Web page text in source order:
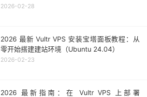
2026-02-28
2026 最新 Vultr VPS 安装宝塔面板教程：从
零开始搭建建站环境（Ubuntu 24.04）
2026-02-23
2026 最新指南：在 Vultr VPS 上部署